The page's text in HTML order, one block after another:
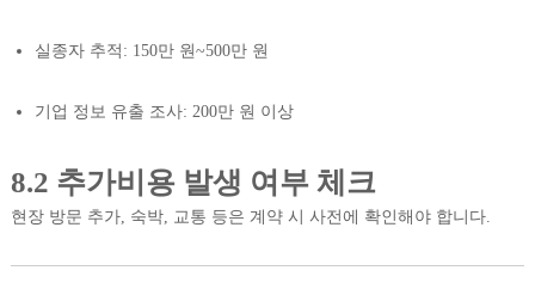
실종자 추적: 150만 원~500만 원
기업 정보 유출 조사: 200만 원 이상
8.2 추가비용 발생 여부 체크
현장 방문 추가, 숙박, 교통 등은 계약 시 사전에 확인해야 합니다.